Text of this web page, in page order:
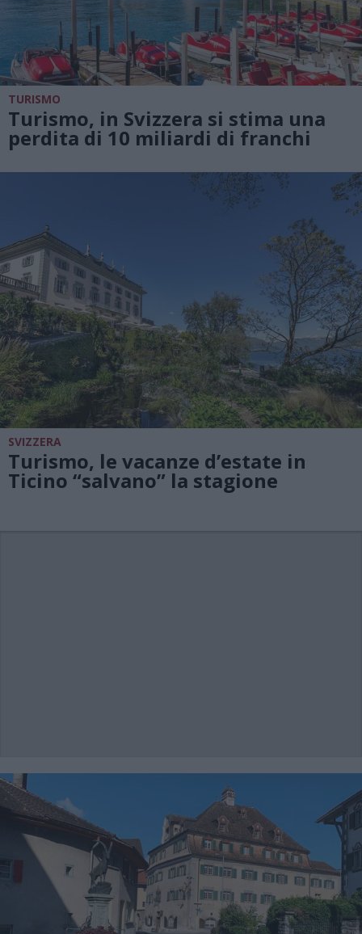
TURISMO
Turismo, in Svizzera si stima una
perdita di 10 miliardi di franchi
SVIZZERA
Turismo, le vacanze d’estate in
Ticino “salvano” la stagione